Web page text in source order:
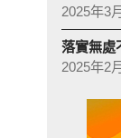
2025年3
落實無處
2025年2